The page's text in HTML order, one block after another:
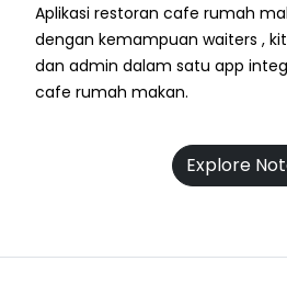
Aplikasi restoran cafe rumah
dengan kemampuan waiters ,
dan admin dalam satu app
cafe rumah makan.
Explore